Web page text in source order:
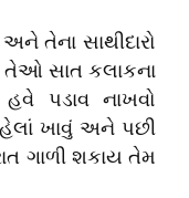
તેના સાથીદારો
તેઓ સાત કલાકના
પડાવ નાખવો
ખાવું અને પછી
ગાળી શકાય તેમ